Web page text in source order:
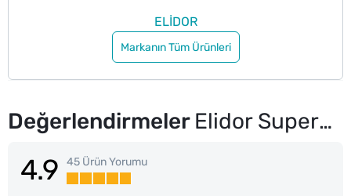
ELİDOR
Markanın Tüm Ürünleri
Değerlendirmeler Elidor Superblend Sıvı Saç Bakım Kremi Anında Onarıcı C Vitamini Keratin Seramid 200 ml
4.9 45 Ürün Yorumu